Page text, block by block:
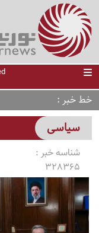
خط خبر
سیاسی
شناسه خبر :
328365